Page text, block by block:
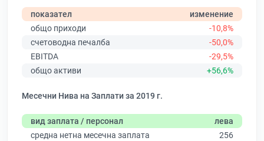
показател
изменение
общо приходи
-10,8%
счетоводна печалба
-50,0%
EBITDA
-29,5%
общо активи
+56,6%
Месечни Нива на Заплати за 2019 г.
вид заплата / персонал
лева
средна нетна месечна заплата
256